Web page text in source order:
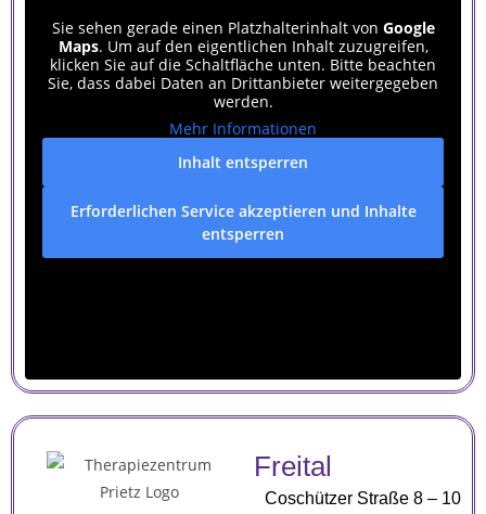
Sie sehen gerade einen Platzhalterinhalt von Google
Maps. Um auf den eigentlichen Inhalt zuzugreifen,
klicken Sie auf die Schaltfläche unten. Bitte beachten
Sie, dass dabei Daten an Drittanbieter weitergegeben
werden.
Mehr Informationen
Inhalt entsperren
Erforderlichen Service akzeptieren und Inhalte
entsperren
Freital
Coschützer Straße 8 – 10